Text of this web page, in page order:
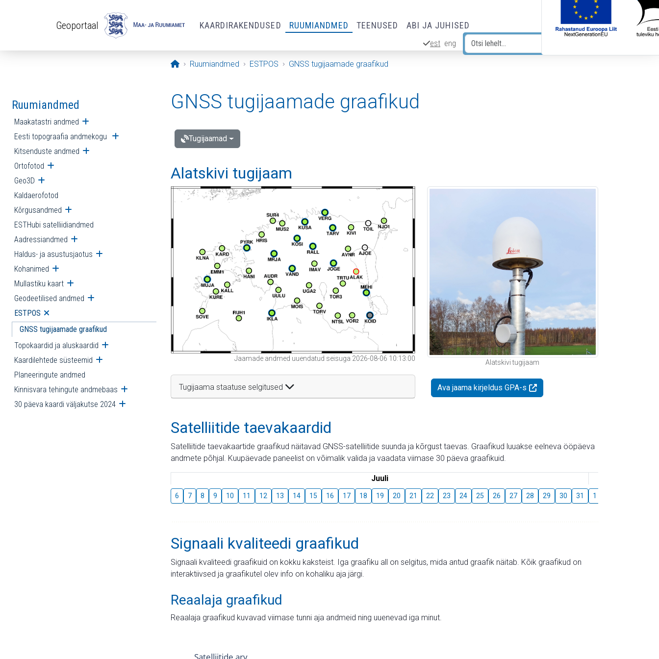
Geoportaal KAARDIRAKENDUSED RUUMIANDMED TEENUSED ABI JA JUHISED
est eng
Avaleht
Ruumiandmed ESTPOS GNSS tugijaamade graafikud
Ruumiandmed
Maakatastri andmed Ava alammenüü
Eesti topograafia andmekogu Ava alammenüü
Kitsenduste andmed Ava alammenüü
Ortofotod Ava alammenüü
Geo3D Ava alammenüü
Kaldaerofotod
Kõrgusandmed Ava alammenüü
ESTHubi satelliidiandmed
Aadressiandmed Ava alammenüü
Haldus- ja asustusjaotus Ava alammenüü
Kohanimed Ava alammenüü
Mullastiku kaart Ava alammenüü
Geodeetilised andmed Ava alammenüü
ESTPOS Ava alammenüü
GNSS tugijaamade graafikud
Topokaardid ja aluskaardid Ava alammenüü
Kaardilehtede süsteemid Ava alammenüü
Planeeringute andmed
Kinnisvara tehingute andmebaas Ava alammenüü
30 päeva kaardi väljakutse 2024 Ava alammenüü
GNSS tugijaamade graafikud
Tugijaamad
Alatskivi tugijaam
Jaamade andmed uuendatud seisuga 2026-08-06 10:13:00
Tugijaama staatuse selgitused
Alatskivi tugijaam
Ava jaama kirjeldus GPA-s
Satelliitide taevakaardid
Satelliitide taevakaartide graafikud näitavad GNSS-satelliitide suunda ja kõrgust taevas. Graafikud luuakse eelneva ööpäeva
andmete põhjal. Kuupäevade paneelist on võimalik valida ja vaadata viimase 30 päeva graafikuid.
Juuli
6 7 8 9 10 11 12 13 14 15 16 17 18 19 20 21 22 23 24 25 26 27 28 29 30 31 1
Signaali kvaliteedi graafikud
Signaali kvaliteedi graafikuid on kokku kaksteist. Iga graafiku all on selgitus, mida antud graafik näitab. Kõik graafikud on
interaktiivsed ja graafikutel olev info on kohaliku aja järgi.
Reaalaja graafikud
Reaalaja graafikud kuvavad viimase tunni aja andmeid ning uuenevad iga minut.